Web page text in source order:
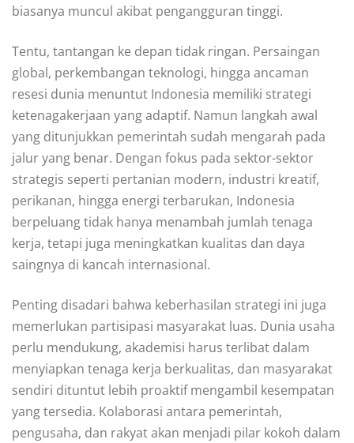
biasanya muncul akibat pengangguran tinggi.
Tentu, tantangan ke depan tidak ringan. Persaingan
global, perkembangan teknologi, hingga ancaman
resesi dunia menuntut Indonesia memiliki strategi
ketenagakerjaan yang adaptif. Namun langkah awal
yang ditunjukkan pemerintah sudah mengarah pada
jalur yang benar. Dengan fokus pada sektor-sektor
strategis seperti pertanian modern, industri kreatif,
perikanan, hingga energi terbarukan, Indonesia
berpeluang tidak hanya menambah jumlah tenaga
kerja, tetapi juga meningkatkan kualitas dan daya
saingnya di kancah internasional.
Penting disadari bahwa keberhasilan strategi ini juga
memerlukan partisipasi masyarakat luas. Dunia usaha
perlu mendukung, akademisi harus terlibat dalam
menyiapkan tenaga kerja berkualitas, dan masyarakat
sendiri dituntut lebih proaktif mengambil kesempatan
yang tersedia. Kolaborasi antara pemerintah,
pengusaha, dan rakyat akan menjadi pilar kokoh dalam